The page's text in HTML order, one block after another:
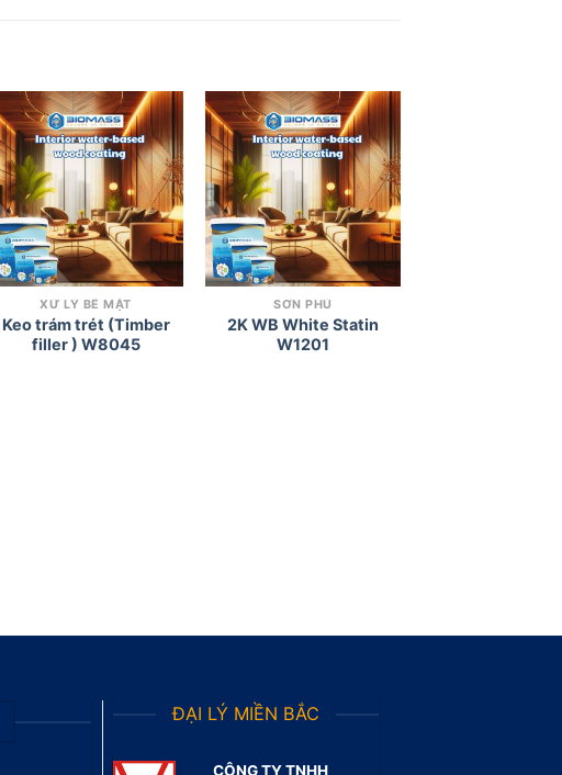
Add to
wishlist
XỬ LÝ BỀ MẶT
Keo trám trét (Timber
filler ) W8045
Add to
wishlist
SƠN PHỦ
2K WB White Statin
W1201
ĐẠI LÝ MIỀN BẮC
CÔNG TY TNHH